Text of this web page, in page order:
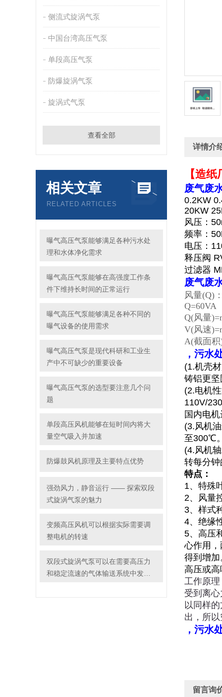
侧流式旋涡气泵
中国台湾高压气泵
单段高压气泵
防爆旋涡气泵
旋涡式气泵
查看全部
相关文章
RELATED ARTICLES
曝气高压气泵能够满足各种污水处
理和水体净化需求
曝气高压气泵能够在高强度工作条
件下维持长时间的正常运行
曝气高压气泵能够满足各种不同的
曝气设备的使用需求
曝气高压气泵是现代科研和工业生
产中不可缺少的重要设备
曝气高压气泵的选型要注意几个问
题
单段高压风机能够在短时间内将大
量空气吸入并加速
防爆鼓风机原理及主要特点优势
强劲风力，静音运行 —— 探索双段
式旋涡气泵的魅力
变频高压风机可以根据实际需要调
整电机的转速
双段式旋涡气泵可以在需要高压力
和稳定流速的气体输送系统中发挥
详情介
【造
废气废
0.2KW
20KW
风压：
频率：
电压：
释压阀
过滤器
废气废
风量(Q)
Q=60VA
Q(风量
V(风速
A(截面积
，污水
(1.机壳
铸铝更坚
(2.电机
110V/
国内电
(3.风机
至300℃
(4.风机
转每分钟
特点：
1、特殊
2、风量
3、样式
4、绝缘
5、高压
心作用
得到增
高压或高
工作原
受到离
以同样
出，所
，污水
留言询